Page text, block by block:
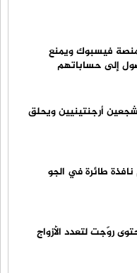
فيسبوك ويمنع
إلى حساباتهم
أرجنتينيين ويحلق
طائرة في الجو
روّجت لتعدد الأزواج